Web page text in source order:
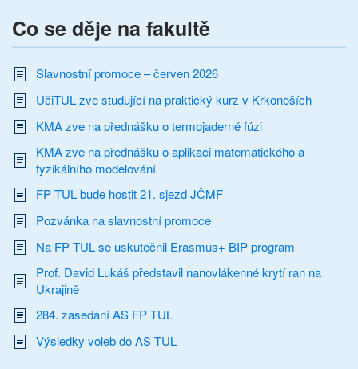
Co se děje na fakultě
Slavnostní promoce – červen 2026
UčiTUL zve studující na praktický kurz v Krkonoších
KMA zve na přednášku o termojaderné fúzi
KMA zve na přednášku o aplikaci matematického a
fyzikálního modelování
FP TUL bude hostit 21. sjezd JČMF
Pozvánka na slavnostní promoce
Na FP TUL se uskutečnil Erasmus+ BIP program
Prof. David Lukáš představil nanovlákenné krytí ran na
Ukrajině
284. zasedání AS FP TUL
Výsledky voleb do AS TUL